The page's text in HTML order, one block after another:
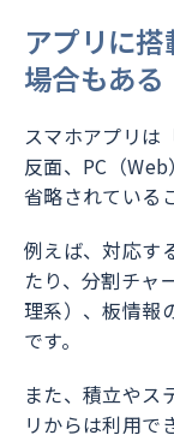
アプリに
場合もある
スマホアプリは
反面、PC（
省略されている
例えば、対応す
たり、分割チャ
理系）、板情報
です。
また、積立やス
リからは利用で